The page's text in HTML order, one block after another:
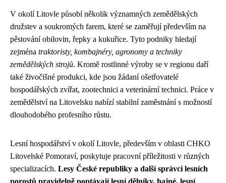
V okolí Litovle působí několik významných zemědělských
družstev a soukromých farem, které se zaměřují především na
pěstování obilovin, řepky a kukuřice. Tyto podniky hledají
zejména traktoristy, kombajnéry, agronomy a techniky
zemědělských strojů. Kromě rostlinné výroby se v regionu daří
také živočišné produkci, kde jsou žádaní ošetřovatelé
hospodářských zvířat, zootechnici a veterinární technici. Práce v
zemědělství na Litovelsku nabízí stabilní zaměstnání s možností
dlouhodobého profesního růstu.
Lesní hospodářství v okolí Litovle, především v oblasti CHKO
Litovelské Pomoraví, poskytuje pracovní příležitosti v různých
specializacích. Lesy České republiky a další správci lesních
porostů pravidelně poptávají lesní dělníky, hajné, lesní